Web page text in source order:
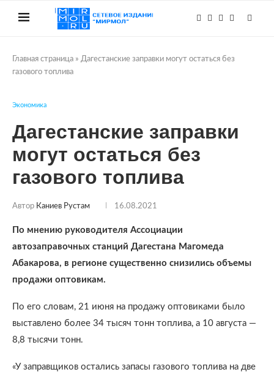
Главная страница » Дагестанские заправки могут остаться без
газового топлива
Экономика
Дагестанские заправки
могут остаться без
газового топлива
Автор Каниев Рустам 16.08.2021
По мнению руководителя Ассоциации
автозаправочных станций Дагестана Магомеда
Абакарова, в регионе существенно снизились объемы
продажи оптовикам.
По его словам, 21 июня на продажу оптовиками было
выставлено более 34 тысяч тонн топлива, а 10 августа —
8,8 тысячи тонн.
«У заправщиков остались запасы газового топлива на две